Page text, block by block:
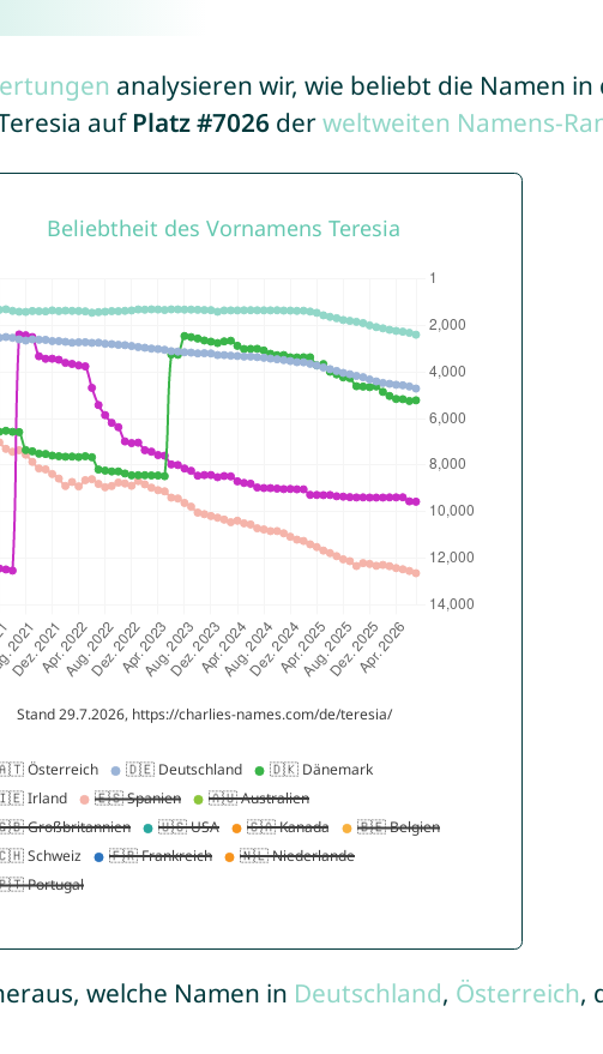
analysieren wir, wie beliebt die Namen
auf Platz #7026 derweltweiten Namens-
welche Namen in Deutschland, Österreich,